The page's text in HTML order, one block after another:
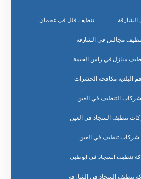
تنظيف فلل في عجمان
مجالس في الشارقة
منازل في راس الخيمة
البلدية مكافحة الحشرات
شركات التنظيف في العين
تنظيف السجاد في العين
شركات تنظيف في العين
تنظيف السجاد في ابوظبي
تنظيف السجاد في الشارقة